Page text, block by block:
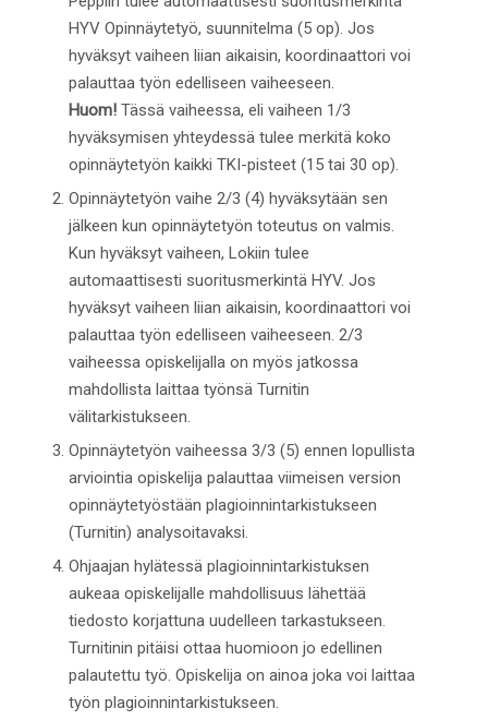
HYV Opinnäytetyö, suunnitelma (5 op). Jos
hyväksyt vaiheen liian aikaisin, koordinaattori voi
palauttaa työn edelliseen vaiheeseen.
Huom! Tässä vaiheessa, eli vaiheen 1/3
hyväksymisen yhteydessä tulee merkitä koko
opinnäytetyön kaikki TKI-pisteet (15 tai 30 op).
Opinnäytetyön vaihe 2/3 (4) hyväksytään sen
jälkeen kun opinnäytetyön toteutus on valmis.
Kun hyväksyt vaiheen, Lokiin tulee
automaattisesti suoritusmerkintä HYV. Jos
hyväksyt vaiheen liian aikaisin, koordinaattori voi
palauttaa työn edelliseen vaiheeseen. 2/3
vaiheessa opiskelijalla on myös jatkossa
mahdollista laittaa työnsä Turnitin
välitarkistukseen.
Opinnäytetyön vaiheessa 3/3 (5) ennen lopullista
arviointia opiskelija palauttaa viimeisen version
opinnäytetyöstään plagioinnintarkistukseen
(Turnitin) analysoitavaksi.
Ohjaajan hylätessä plagioinnintarkistuksen
aukeaa opiskelijalle mahdollisuus lähettää
tiedosto korjattuna uudelleen tarkastukseen.
Turnitinin pitäisi ottaa huomioon jo edellinen
palautettu työ. Opiskelija on ainoa joka voi laittaa
työn plagioinnintarkistukseen.